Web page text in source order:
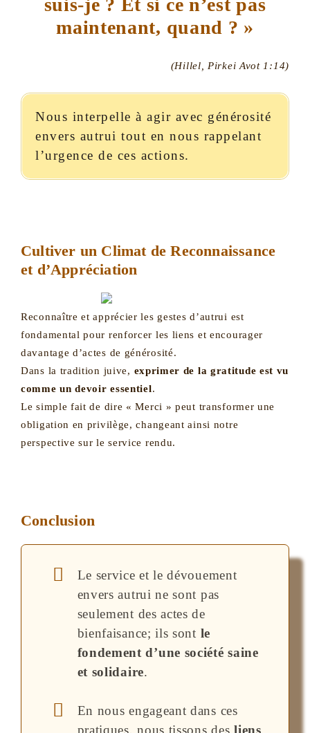
suis-je ? Et si ce n’est pas
maintenant, quand ? »
(Hillel, Pirkei Avot 1:14)
Nous interpelle à agir avec générosité
envers autrui tout en nous rappelant
l’urgence de ces actions.
Cultiver un Climat de Reconnaissance
et d’Appréciation
Reconnaître et apprécier les gestes d’autrui est
fondamental pour renforcer les liens et encourager
davantage d’actes de générosité.
Dans la tradition juive, exprimer de la gratitude est vu
comme un devoir essentiel.
Le simple fait de dire « Merci » peut transformer une
obligation en privilège, changeant ainsi notre
perspective sur le service rendu.
Conclusion
Le service et le dévouement
envers autrui ne sont pas
seulement des actes de
bienfaisance; ils sont le
fondement d’une société saine
et solidaire.
En nous engageant dans ces
pratiques, nous tissons desliens